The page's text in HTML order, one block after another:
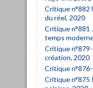
Critique n°882
du réel, 2020
Critique n°881
temps
Critique
création, 2020
Critique
Critique n°875